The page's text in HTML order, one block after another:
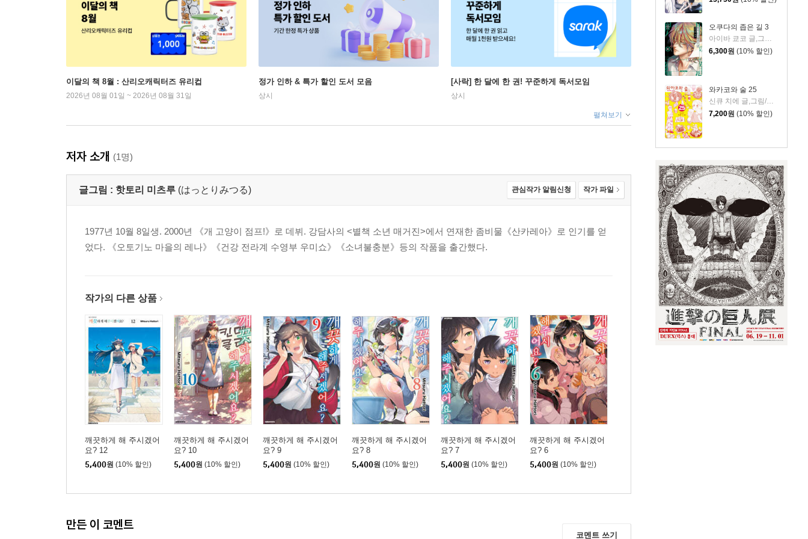
오쿠다의 좁은 길 3
아이바 쿄코 글,그림/이소정 역
6,300원 (10% 할인)
와카코와 술 25
신큐 치에 글,그림/조아라 역
7,200원 (10% 할인)
이달의 책 8월 : 산리오캐릭터즈 유리컵
2026년 08월 01일 ~ 2026년 08월 31일
정가 인하 & 특가 할인 도서 모음
상시
[사락] 한 달에 한 권! 꾸준하게 독서모임
상시
펼쳐보기
저자 소개 (1명)
글그림 : 핫토리 미츠루 (はっとりみつる) 관심작가 알림신청 작가 파일
1977년 10월 8일생. 2000년 《개 고양이 점프!》로 데뷔. 강담사의 <별책 소년 매거진>에서 연재한 좀비물《산카레아》로 인기를 얻
었다. 《오토기노 마을의 레나》《건강 전라계 수영부 우미쇼》《소녀불충분》등의 작품을 출간했다.
작가의 다른 상품
깨끗하게 해 주시겠어
요? 12
5,400원 (10% 할인)
깨끗하게 해 주시겠어
요? 10
5,400원 (10% 할인)
깨끗하게 해 주시겠어
요? 9
5,400원 (10% 할인)
깨끗하게 해 주시겠어
요? 8
5,400원 (10% 할인)
깨끗하게 해 주시겠어
요? 7
5,400원 (10% 할인)
깨끗하게 해 주시겠어
요? 6
5,400원 (10% 할인)
만든 이 코멘트
코멘트 쓰기